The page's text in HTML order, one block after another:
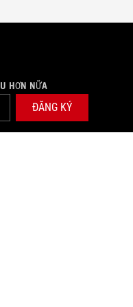
HƠN NỮA
ĐĂNG KÝ